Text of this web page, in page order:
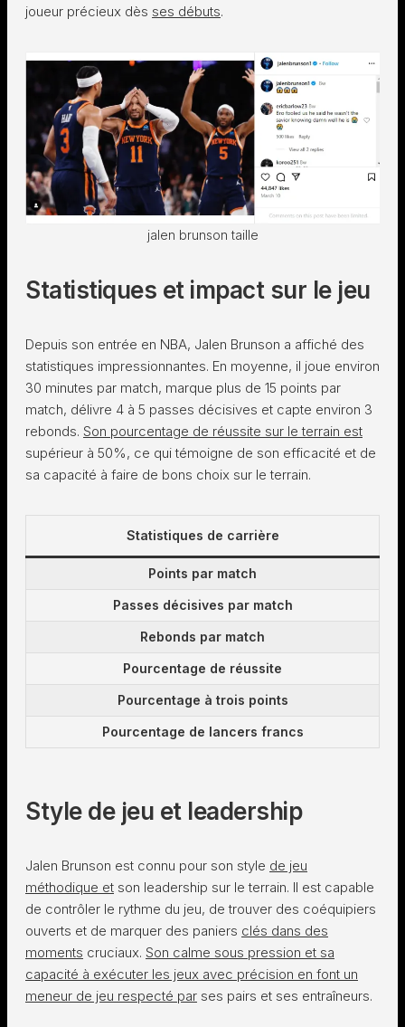
joueur précieux dès ses débuts.
jalen brunson taille
Statistiques et impact sur le jeu
Depuis son entrée en NBA, Jalen Brunson a affiché des
statistiques impressionnantes. En moyenne, il joue environ
30 minutes par match, marque plus de 15 points par
match, délivre 4 à 5 passes décisives et capte environ 3
rebonds. Son pourcentage de réussite sur le terrain est
supérieur à 50%, ce qui témoigne de son efficacité et de
sa capacité à faire de bons choix sur le terrain.
Statistiques de carrière
Points par match
Passes décisives par match
Rebonds par match
Pourcentage de réussite
Pourcentage à trois points
Pourcentage de lancers francs
Style de jeu et leadership
Jalen Brunson est connu pour son style de jeu
méthodique et son leadership sur le terrain. Il est capable
de contrôler le rythme du jeu, de trouver des coéquipiers
ouverts et de marquer des paniers clés dans des
moments cruciaux. Son calme sous pression et sa
capacité à exécuter les jeux avec précision en font un
meneur de jeu respecté par ses pairs et ses entraîneurs.